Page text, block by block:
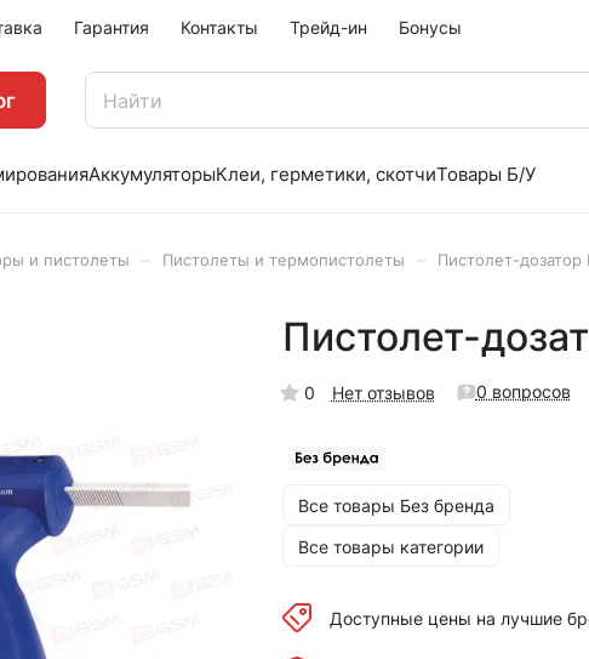
Гарантия Контакты Трейд-ин Бонусы
АккумуляторыКлеи, герметики, скотчиТовары Б/У
и пистолеты Пистолеты и термопистолеты Пистолет-
Пистолет-
0 Нет отзывов 0 вопросов
Все товары Без бренда
Все товары категории
Доступные цены на лучшие